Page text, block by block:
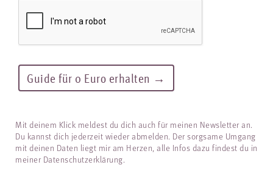
Mit deinem Klick meldest du dich auch für meinen Newsletter an.
Du kannst dich jederzeit wieder abmelden. Der sorgsame Umgang
mit deinen Daten liegt mir am Herzen, alle Infos dazu findest du in
meiner Datenschutzerklärung.